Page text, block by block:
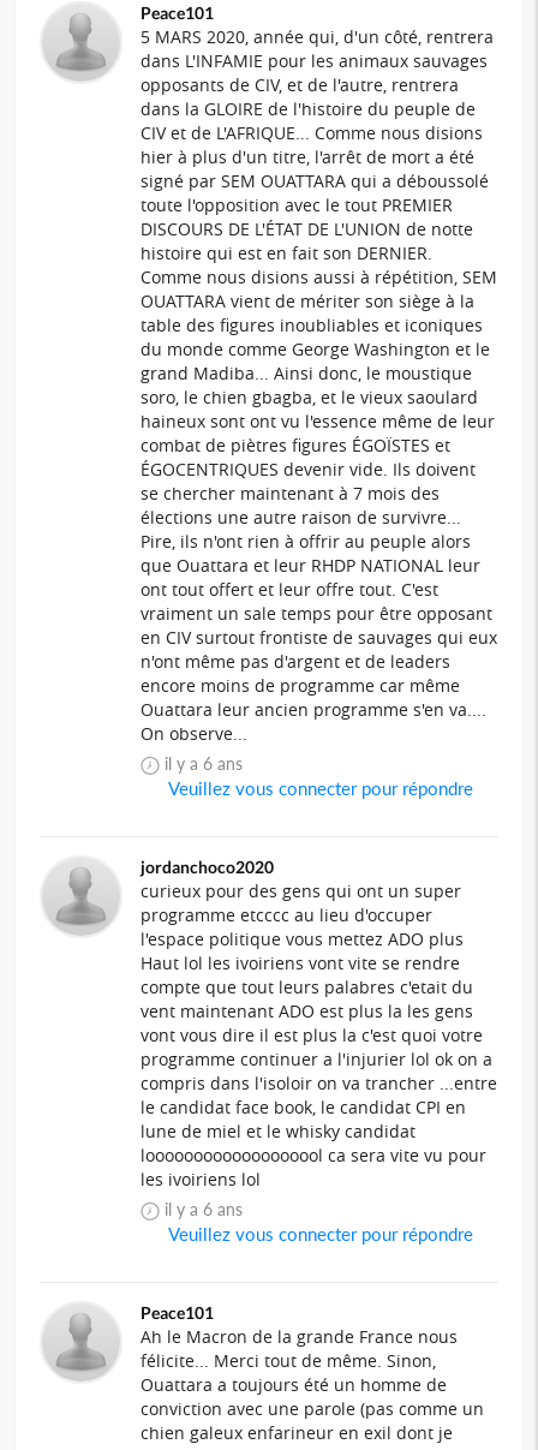
Peace101
5 MARS 2020, année qui, d'un côté, rentrera
dans L'INFAMIE pour les animaux sauvages
opposants de CIV, et de l'autre, rentrera
dans la GLOIRE de l'histoire du peuple de
CIV et de L'AFRIQUE... Comme nous disions
hier à plus d'un titre, l'arrêt de mort a été
signé par SEM OUATTARA qui a déboussolé
toute l'opposition avec le tout PREMIER
DISCOURS DE L'ÉTAT DE L'UNION de notte
histoire qui est en fait son DERNIER.
Comme nous disions aussi à répétition, SEM
OUATTARA vient de mériter son siège à la
table des figures inoubliables et iconiques
du monde comme George Washington et le
grand Madiba... Ainsi donc, le moustique
soro, le chien gbagba, et le vieux saoulard
haineux sont ont vu l'essence même de leur
combat de piètres figures ÉGOÏSTES et
ÉGOCENTRIQUES devenir vide. Ils doivent
se chercher maintenant à 7 mois des
élections une autre raison de survivre...
Pire, ils n'ont rien à offrir au peuple alors
que Ouattara et leur RHDP NATIONAL leur
ont tout offert et leur offre tout. C'est
vraiment un sale temps pour être opposant
en CIV surtout frontiste de sauvages qui eux
n'ont même pas d'argent et de leaders
encore moins de programme car même
Ouattara leur ancien programme s'en va....
On observe...
il y a 6 ans
Veuillez vous connecter pour répondre
jordanchoco2020
curieux pour des gens qui ont un super
programme etcccc au lieu d'occuper
l'espace politique vous mettez ADO plus
Haut lol les ivoiriens vont vite se rendre
compte que tout leurs palabres c'etait du
vent maintenant ADO est plus la les gens
vont vous dire il est plus la c'est quoi votre
programme continuer a l'injurier lol ok on a
compris dans l'isoloir on va trancher ...entre
le candidat face book, le candidat CPI en
lune de miel et le whisky candidat
looooooooooooooooool ca sera vite vu pour
les ivoiriens lol
il y a 6 ans
Veuillez vous connecter pour répondre
Peace101
Ah le Macron de la grande France nous
félicite... Merci tout de même. Sinon,
Ouattara a toujours été un homme de
conviction avec une parole (pas comme un
chien galeux enfarineur en exil dont je